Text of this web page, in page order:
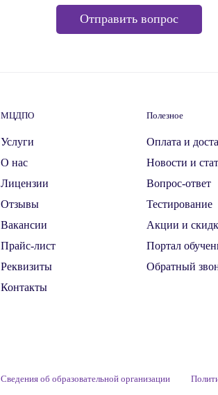
Отправить вопрос
МЦДПО
Услуги
О нас
Лицензии
Отзывы
Вакансии
Прайс-лист
Реквизиты
Контакты
Полезное
Оплата и
Новости и
Вопрос-ответ
Тестирование
Акции и
Портал
Обратный
Сведения об образовательной организации